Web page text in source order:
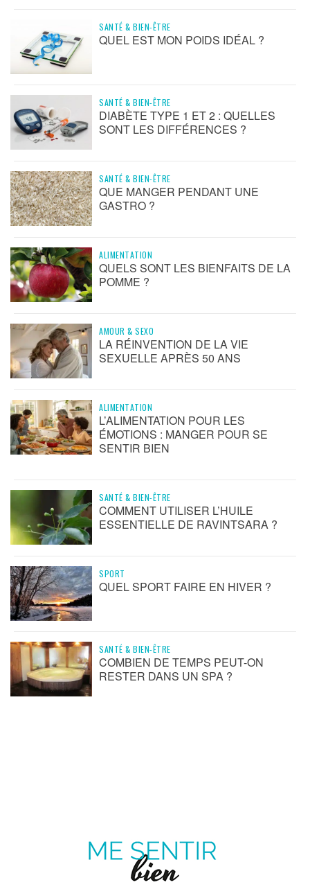
SANTÉ & BIEN-ÊTRE
QUEL EST MON POIDS IDÉAL ?
SANTÉ & BIEN-ÊTRE
DIABÈTE TYPE 1 ET 2 : QUELLES
SONT LES DIFFÉRENCES ?
SANTÉ & BIEN-ÊTRE
QUE MANGER PENDANT UNE
GASTRO ?
ALIMENTATION
QUELS SONT LES BIENFAITS DE LA
POMME ?
AMOUR & SEXO
LA RÉINVENTION DE LA VIE
SEXUELLE APRÈS 50 ANS
ALIMENTATION
L’ALIMENTATION POUR LES
ÉMOTIONS : MANGER POUR SE
SENTIR BIEN
SANTÉ & BIEN-ÊTRE
COMMENT UTILISER L’HUILE
ESSENTIELLE DE RAVINTSARA ?
SPORT
QUEL SPORT FAIRE EN HIVER ?
SANTÉ & BIEN-ÊTRE
COMBIEN DE TEMPS PEUT-ON
RESTER DANS UN SPA ?